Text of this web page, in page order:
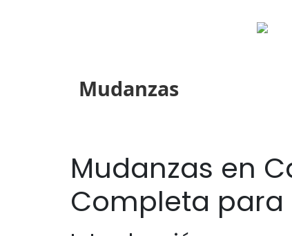
Mudanzas
Mudanzas en
Completa para